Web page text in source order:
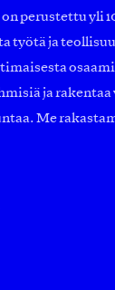
perustettu yli
työtä ja
ja rakentaa
Me